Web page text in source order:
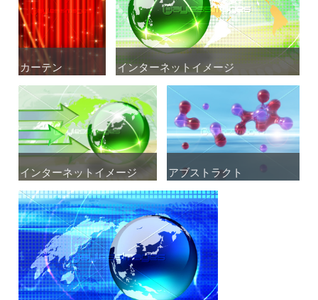
カーテン
カーテン インターネットイメージ
インターネットイメージ
インターネットイメージ
インターネットイメージ アブストラクト
アブストラクト